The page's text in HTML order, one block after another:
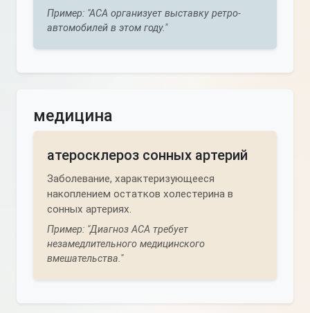
Пример: "АСА организует выставку ретро-
автомобилей в этом году."
медицина
атеросклероз сонных артерий
Заболевание, характеризующееся
накоплением остатков холестерина в
сонных артериях.
Пример: "Диагноз АСА требует
незамедлительного медицинского
вмешательства."